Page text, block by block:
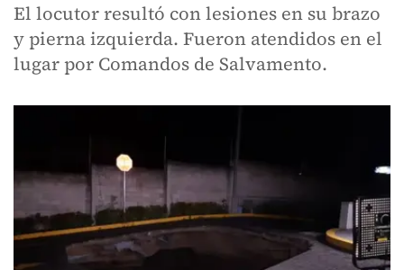
El locutor resultó con lesiones en su brazo
y pierna izquierda. Fueron atendidos en el
lugar por Comandos de Salvamento.